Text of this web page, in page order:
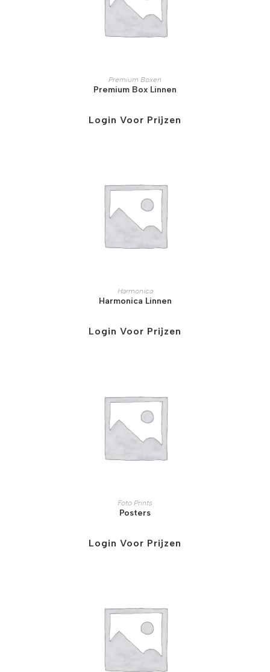
Premium Boxen
Premium Box Linnen
Login Voor Prijzen
Harmonica
Harmonica Linnen
Login Voor Prijzen
Foto Prints
Posters
Login Voor Prijzen